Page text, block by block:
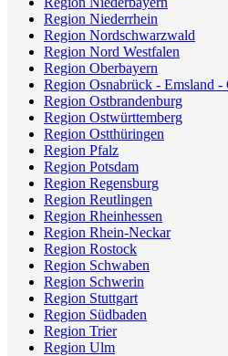
Region Niederrhein
Region Nordschwarzwald
Region Nord Westfalen
Region Oberbayern
Region Osnabrück - Emsland -
Region Ostbrandenburg
Region Ostwürttemberg
Region Ostthüringen
Region Pfalz
Region Potsdam
Region Regensburg
Region Reutlingen
Region Rheinhessen
Region Rhein-Neckar
Region Rostock
Region Schwaben
Region Schwerin
Region Stuttgart
Region Südbaden
Region Trier
Region Ulm